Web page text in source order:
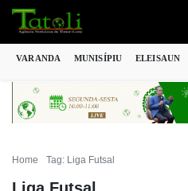
VARANDA MUNISÍPIU ELEISAUN
Home Tag: Liga Futsal
Liga Futsal